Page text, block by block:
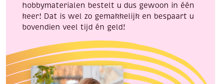
hobbymaterialen bestelt u dus gewoon in één
keer! Dat is wel zo gemakkelijk en bespaart u
bovendien veel tijd én geld!